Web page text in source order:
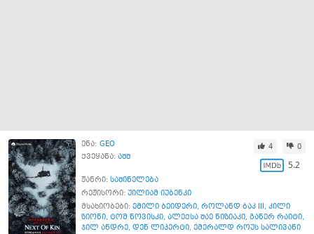
ენა: GEO
ქვეყანა: აშშ
4 0
5.2
ჟანრი: საშინელება
რეჟისორი: უილიამ იუბენკი
მსახიობები: ემილი ბეიდერი, როლანდ ბაკ III, კილი
ზიონი, ტომ ნოვისკი, ალექსა შაე ნიზიაკი, განერ რაიტი,
ჯილ ანდრე, დენ ლიპერტი, ემერალდ როუს სალივანი